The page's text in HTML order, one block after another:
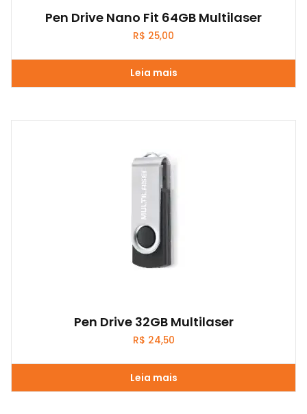
Pen Drive Nano Fit 64GB Multilaser
R$ 25,00
Leia mais
Pen Drive 32GB Multilaser
R$ 24,50
Leia mais